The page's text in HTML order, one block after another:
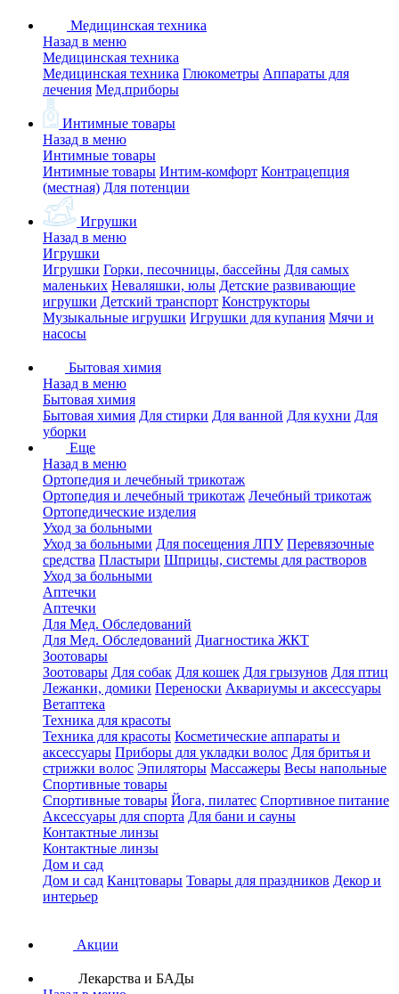
Медицинская техника
Назад в меню
Медицинская техника
Медицинская техника Глюкометры Аппараты для
лечения Мед.приборы
Интимные товары
Назад в меню
Интимные товары
Интимные товары Интим-комфорт Контрацепция
(местная) Для потенции
Игрушки
Назад в меню
Игрушки
Игрушки Горки, песочницы, бассейны Для самых
маленьких Неваляшки, юлы Детские развивающие
игрушки Детский транспорт Конструкторы
Музыкальные игрушки Игрушки для купания Мячи и
насосы
Бытовая химия
Назад в меню
Бытовая химия
Бытовая химия Для стирки Для ванной Для кухни Для
уборки
Еще
Назад в меню
Ортопедия и лечебный трикотаж
Ортопедия и лечебный трикотаж Лечебный трикотаж
Ортопедические изделия
Уход за больными
Уход за больными Для посещения ЛПУ Перевязочные
средства Пластыри Шприцы, системы для растворов
Уход за больными
Аптечки
Аптечки
Для Мед. Обследований
Для Мед. Обследований Диагностика ЖКТ
Зоотовары
Зоотовары Для собак Для кошек Для грызунов Для птиц
Лежанки, домики Переноски Аквариумы и аксессуары
Ветаптека
Техника для красоты
Техника для красоты Косметические аппараты и
аксессуары Приборы для укладки волос Для бритья и
стрижки волос Эпиляторы Массажеры Весы напольные
Спортивные товары
Спортивные товары Йога, пилатес Спортивное питание
Аксессуары для спорта Для бани и сауны
Контактные линзы
Контактные линзы
Дом и сад
Дом и сад Канцтовары Товары для праздников Декор и
интерьер
Акции
Лекарства и БАДы